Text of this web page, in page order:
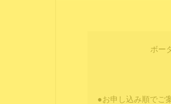
ボー
●お申し込み順でご